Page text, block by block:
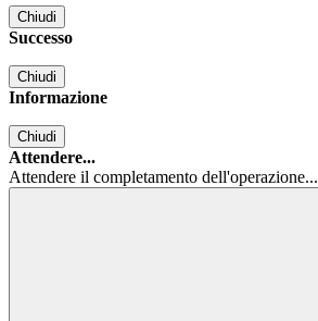
Chiudi
Successo
Chiudi
Informazione
Chiudi
Attendere...
Attendere il completamento dell'operazione...